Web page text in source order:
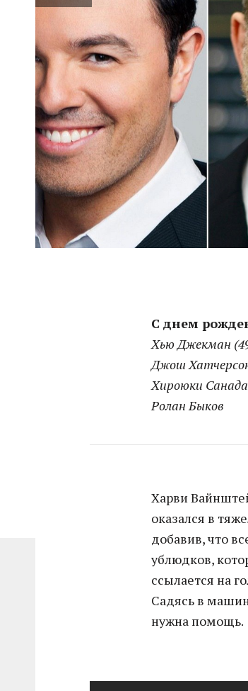
С днем
Хью Джекман
Джош
Хироюки
Ролан Быков
Харви
оказался в
добавив, что
ублюдков,
ссылается на
Садясь в
нужна помощь.